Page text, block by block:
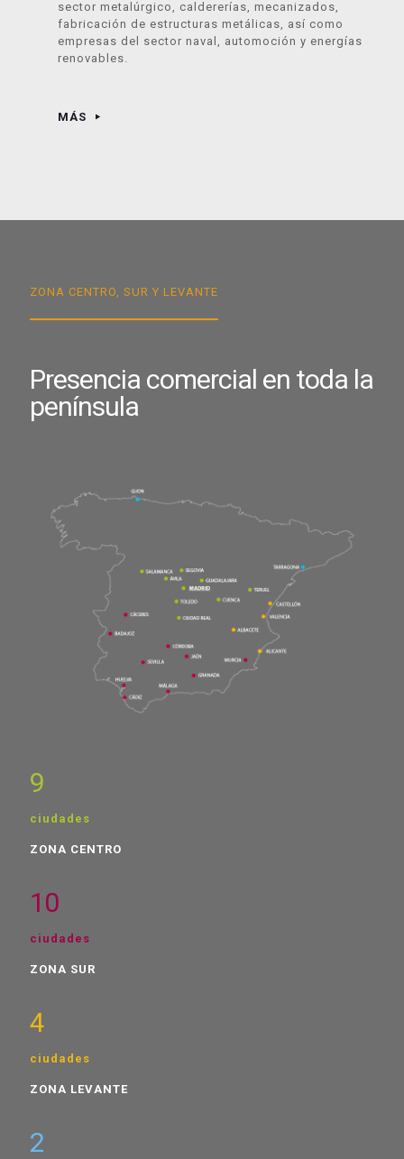
sector metalúrgico, caldererías, mecanizados,
fabricación de estructuras metálicas, así como
empresas del sector naval, automoción y energías
renovables.
MÁS
ZONA CENTRO, SUR Y LEVANTE
Presencia comercial en toda la
península
9
ciudades
ZONA CENTRO
10
ciudades
ZONA SUR
4
ciudades
ZONA LEVANTE
2